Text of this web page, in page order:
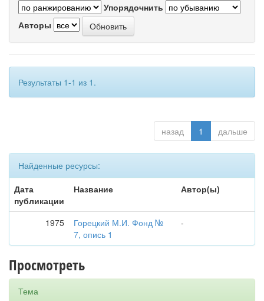
Упорядочнить
Авторы
Результаты 1-1 из 1.
назад 1 дальше
Найденные ресурсы:
Дата
публикации
Название Автор(ы)
1975
Горецкий М.И. Фонд №
7, опись 1
-
Просмотреть
Тема